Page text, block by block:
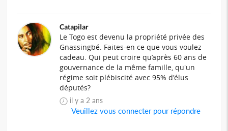
Catapilar
Le Togo est devenu la propriété privée des
Gnassingbé. Faites-en ce que vous voulez
cadeau. Qui peut croire qu’après 60 ans de
gouvernance de la même famille, qu'un
régime soit plébiscité avec 95% d'élus
députés?
il y a 2 ans
Veuillez vous connecter pour répondre